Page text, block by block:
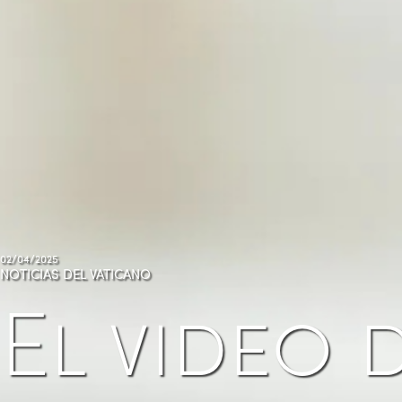
02/04/2025
NOTICIAS DEL VATICANO
El video